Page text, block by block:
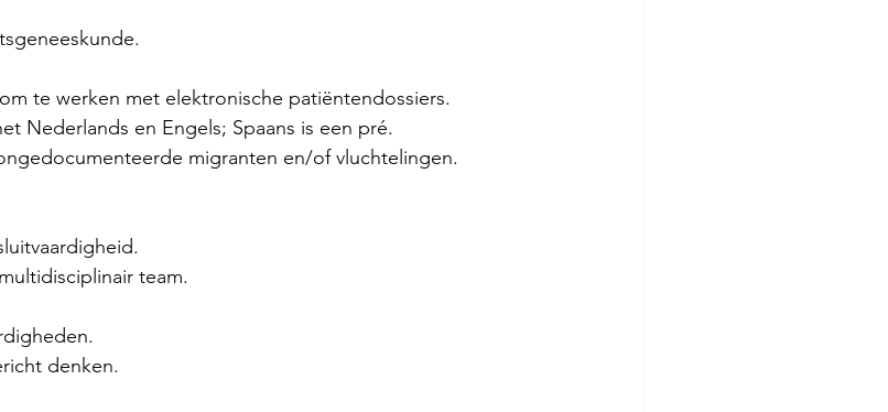
te werken met elektronische patiëntendossiers.
Nederlands en Engels; Spaans is een pré.
migranten en/of vluchtelingen.
team.
denken.